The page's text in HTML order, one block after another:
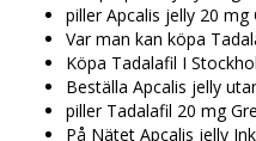
piller Apcalis jelly 20 mg
Var man kan köpa
Köpa Tadalafil I
Beställa Apcalis jelly
piller Tadalafil 20 mg
På Nätet Apcalis jelly